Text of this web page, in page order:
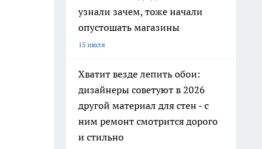
узнали зачем, тоже начали
опустошать магазины
15 июля
Хватит везде лепить обои:
дизайнеры советуют в 2026
другой материал для стен - с
ним ремонт смотрится дорого
и стильно